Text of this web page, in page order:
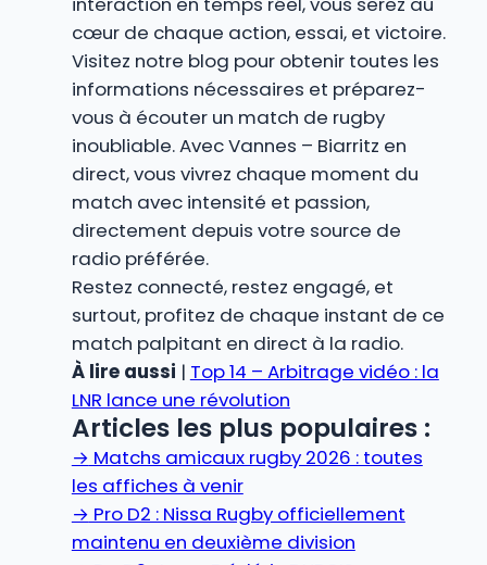
cœur de chaque action, essai, et victoire.
Visitez notre blog pour obtenir toutes les
informations nécessaires et préparez-
vous à écouter un match de rugby
inoubliable. Avec Vannes – Biarritz en
direct, vous vivrez chaque moment du
match avec intensité et passion,
directement depuis votre source de
radio préférée.
Restez connecté, restez engagé, et
surtout, profitez de chaque instant de ce
match palpitant en direct à la radio.
À lire aussi | Top 14 – Arbitrage vidéo : la
LNR lance une révolution
Articles les plus populaires :
→ Matchs amicaux rugby 2026 : toutes
les affiches à venir
→ Pro D2 : Nissa Rugby officiellement
maintenu en deuxième division